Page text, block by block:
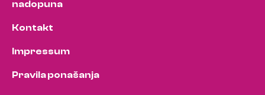
nadopuna
Kontakt
Impressum
Pravila ponašanja